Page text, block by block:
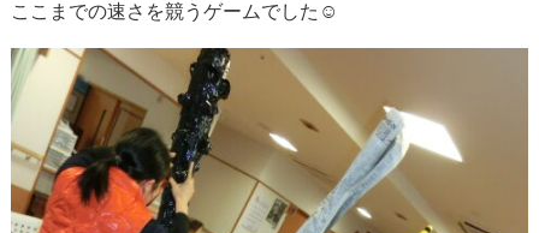
ここまでの速さを競うゲームでした☺